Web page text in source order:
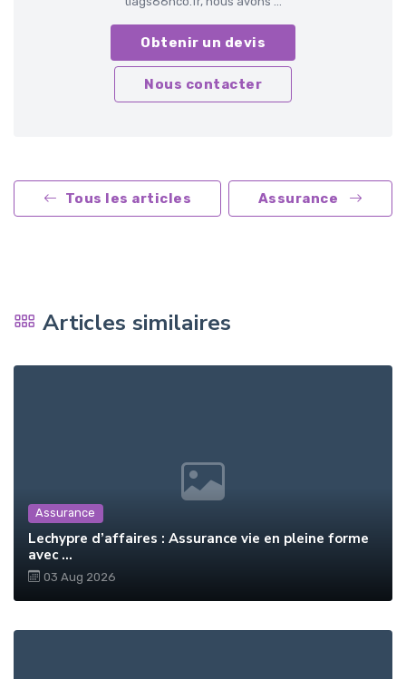
Obtenir un devis
Nous contacter
Tous les articles Assurance
Articles similaires
Assurance
Lechypre d’affaires : Assurance vie en pleine forme
avec ...
03 Aug 2026